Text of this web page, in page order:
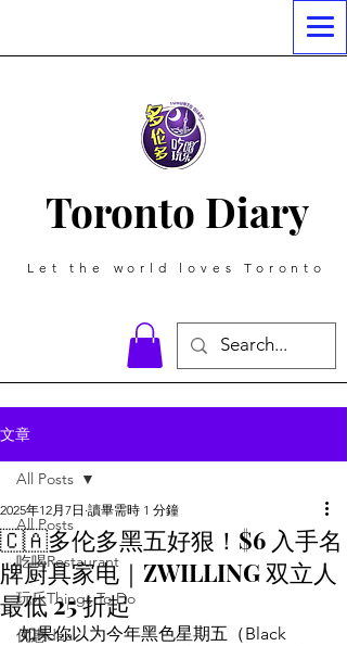
Toronto Diary
Let the world loves Toronto
文章
All Posts
吃喝Restaurant
玩乐Things To Do
优惠deal
All Posts
🇨🇦多伦多黑五好狠！$6 入手名
牌厨具家电｜ZWILLING 双立人
最低 25 折起
2025年12月7日 讀畢需時 1 分鐘
如果你以为今年黑色星期五（Black